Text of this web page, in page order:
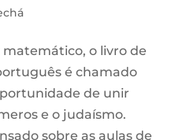
matemático, o livro de
é chamado
de unir
e o judaísmo.
sobre as aulas de